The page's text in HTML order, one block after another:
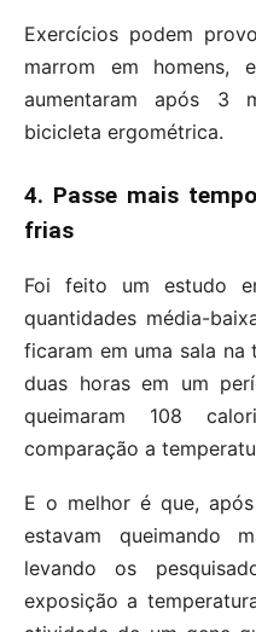
Exercícios podem
marrom em homens,
aumentaram após 3
bicicleta ergométrica.
4. Passe mais
frias
Foi feito um estudo
quantidades média-
ficaram em uma sala na
duas horas em um
queimaram 108
comparação a
E o melhor é que,
estavam queimando
levando os
exposição a